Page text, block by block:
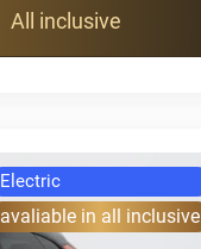
All inclusive
Electric
avaliable in all inclusive